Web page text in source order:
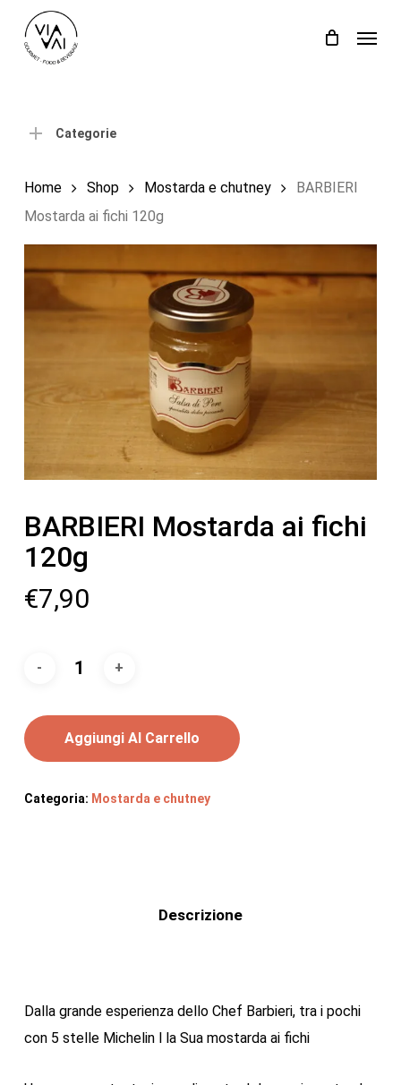
Carrello Close
Categorie
Home Shop Mostarda e chutney
BARBIERI
Mostarda ai fichi 120g
BARBIERI Mostarda ai fichi
120g
€7,90
Aggiungi Al Carrello
Categoria: Mostarda e chutney
Descrizione
Dalla grande esperienza dello Chef Barbieri, tra i pochi
con 5 stelle Michelin l la Sua mostarda ai fichi